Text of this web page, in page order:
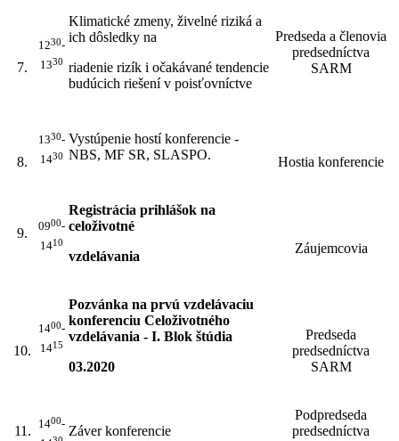
7.
1230-
1330
Klimatické zmeny, živelné riziká a
ich dôsledky na
riadenie rizík i očakávané tendencie
budúcich riešení v poisťovníctve
Predseda a členovia
predsedníctva
SARM
8.
1330-
1430
Vystúpenie hostí konferencie -
NBS, MF SR, SLASPO.
Hostia konferencie
9. 0900-
1410
Registrácia prihlášok na
celoživotné
vzdelávania
Záujemcovia
10.
1400-
1415
Pozvánka na prvú vzdelávaciu
konferenciu Celoživotného
vzdelávania - I. Blok štúdia
03.2020
Predseda
predsedníctva
SARM
11. 1400- Záver konferencie
Podpredseda
predsedníctva